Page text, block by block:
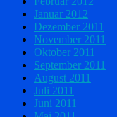
Januar 2012
Dezember 2011
November 2011
Oktober 2011
September 2011
August 2011
Juli 2011
Juni 2011